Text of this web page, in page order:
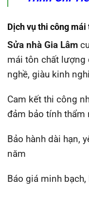
Dịch vụ thi công
Sửa nhà Gia Lâm
mái tôn chất lượng
nghề, giàu kinh
Cam kết thi công
đảm bảo tính thẩm
Bảo hành dài hạn,
năm
Báo giá minh